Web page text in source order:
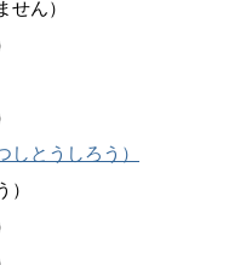
せん）
しとうしろう）
）